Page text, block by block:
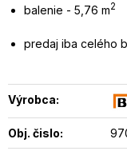
balenie - 5,76 m2
predaj iba celého
Výrobca:
Obj. čislo: